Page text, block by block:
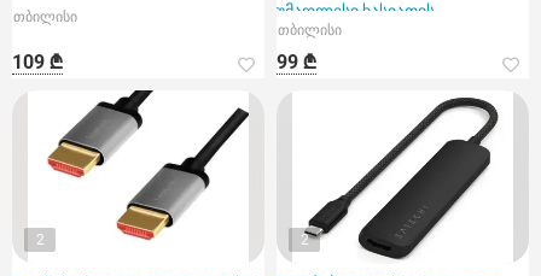
თბილისი
109 ₾
უმაღლესი ხასიათის
დეტალიზაცი
თბილისი
99 ₾
2 2